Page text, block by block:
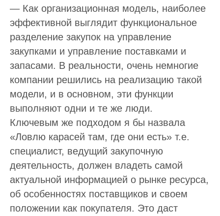
— Как организационная модель, наиболее
эффективной выглядит функциональное
разделение закупок на управление
закупками и управление поставками и
запасами. В реальности, очень немногие
компании решились на реализацию такой
модели, и в основном, эти функции
выполняют одни и те же люди.
Ключевым же подходом я бы назвала
«Ловлю карасей там, где они есть» т.е.
специалист, ведущий закупочную
деятельность, должен владеть самой
актуальной информацией о рынке ресурса,
об особенностях поставщиков и своем
положении как покупателя. Это даст